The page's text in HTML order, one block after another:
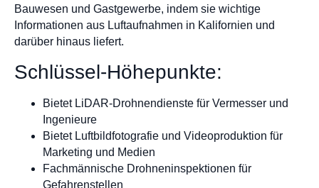
Bauwesen und Gastgewerbe, indem sie wichtige
Informationen aus Luftaufnahmen in Kalifornien und
darüber hinaus liefert.
Schlüssel-Höhepunkte:
Bietet LiDAR-Drohnendienste für Vermesser und
Ingenieure
Bietet Luftbildfotografie und Videoproduktion für
Marketing und Medien
Fachmännische Drohneninspektionen für
Gefahrenstellen